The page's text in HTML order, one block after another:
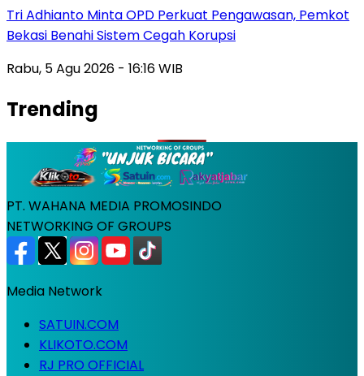
Tri Adhianto Minta OPD Perkuat Pengawasan, Pemkot
Bekasi Benahi Sistem Cegah Korupsi
Rabu, 5 Agu 2026 - 16:16 WIB
Trending
PT. WAHANA MEDIA PROMOSINDO
NETWORKING OF GROUPS
Media Network
SATUIN.COM
KLIKOTO.COM
RJ PRO OFFICIAL